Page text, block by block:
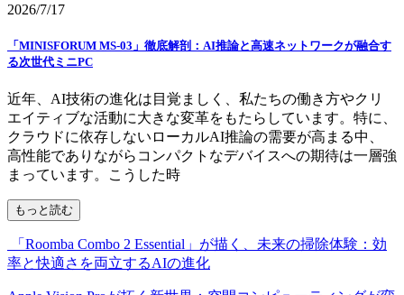
2026/7/17
「MINISFORUM MS-03」徹底解剖：AI推論と高速ネットワークが融合す
る次世代ミニPC
近年、AI技術の進化は目覚ましく、私たちの働き方やクリ
エイティブな活動に大きな変革をもたらしています。特に、
クラウドに依存しないローカルAI推論の需要が高まる中、
高性能でありながらコンパクトなデバイスへの期待は一層強
まっています。こうした時
もっと読む
「Roomba Combo 2 Essential」が描く、未来の掃除体験：効
率と快適さを両立するAIの進化